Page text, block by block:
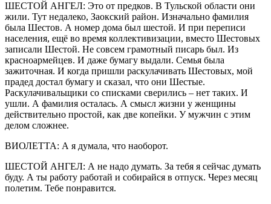
ШЕСТОЙ АНГЕЛ: Это от предков. В Тульской области они
жили. Тут недалеко, Заокский район. Изначально фамилия
была Шестов. А номер дома был шестой. И при переписи
населения, ещё во время коллективизации, вместо Шестовых
записали Шестой. Не совсем грамотный писарь был. Из
красноармейцев. И даже бумагу выдали. Семья была
зажиточная. И когда пришли раскулачивать Шестовых, мой
прадед достал бумагу и сказал, что они Шестые.
Раскулачивальщики со списками сверились – нет таких. И
ушли. А фамилия осталась. А смысл жизни у женщины
действительно простой, как две копейки. У мужчин с этим
делом сложнее.
ВИОЛЕТТА: А я думала, что наоборот.
ШЕСТОЙ АНГЕЛ: А не надо думать. За тебя я сейчас думать
буду. А ты работу работай и собирайся в отпуск. Через месяц
полетим. Тебе понравится.